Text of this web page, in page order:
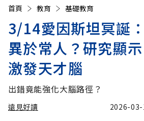
首頁 教育 基礎教育
3/14愛因斯坦冥誕
異於常人？研究顯示
激發天才腦
出錯竟能強化大腦路徑？
遠見好讀 2026-